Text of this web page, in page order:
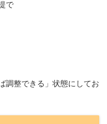
で
調整できる」状態にしてお